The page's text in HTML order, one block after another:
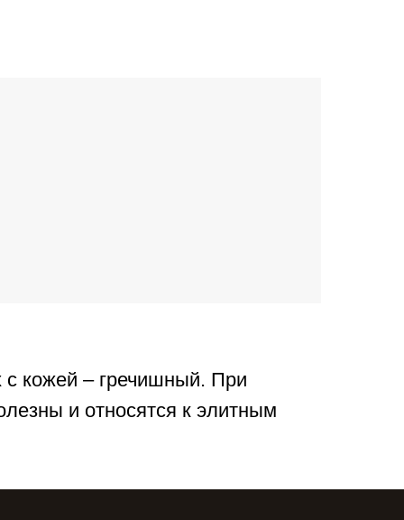
кожей – гречишный. При
и относятся к элитным